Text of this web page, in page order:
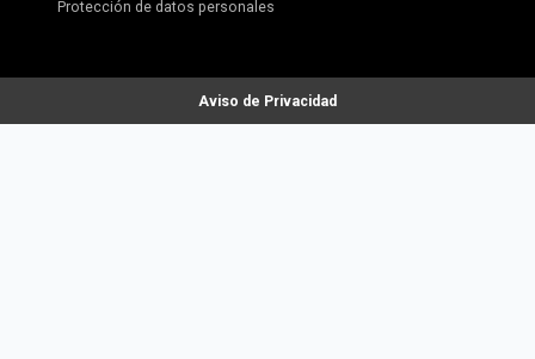
Protección de datos personales
Aviso de Privacidad